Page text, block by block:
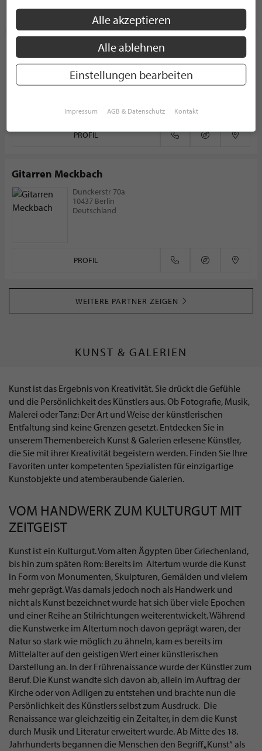
PROFIL
Constanze Claudia Lorenz
GALERIE
Yorkstraße 27
PROFIL
Gitarren Meckbach
Dunckerstr 70a
10437 Berlin
Deutschland
PROFIL
WEITERE PARTNER ZEIGEN
KUNST & GALERIEN
Kunst ist das Ergebnis von Kreativität. Sie drückt die Gefühle
und die Persönlichkeit des Künstlers aus. Ob Fotografie, Musik,
Malerei oder Tanz: Der Art und Weise der künstlerischen
Entfaltung sind keine Grenzen gesetzt. Entdecken Sie in
unserem Themenbereich Kunst & Galerien erlesene Künstler,
die Sie mit ihrer Kreativität begeistern werden. Finden Sie Ihre
Favoriten unter kompetenten Spezialisten für einzigartige
Kunstobjekte und atemberaubende Galerien.
VOM HANDWERK ZUM KULTURGUT MIT
ZEITGEIST
Kunst ist ein Kulturgut. Vom alten Ägypten über Griechenland,
bis hin zum späten Rom: Bereits im Altertum wurde die Kunst
in Form von Monumenten, Skulpturen, Gemälden und vielem
mehr geprägt. Was damals jedoch noch als Handwerk und
nicht als Kunst bezeichnet wurde hat sich über viele Epochen
und einer Reihe an Stilrichtungen weiterentwickelt. Während
die Kunstwerke im Altertum noch davon geprägt waren, der
Natur so stark wie möglich zu ähneln, kam es bereits im
Mittelalter auf den geistigen Wert einer künstlerischen
Darstellung an. In der Frührenaissance wurde der Künstler zum
Beruf. Die Kunst wandte sich davon ab, allein im Auftrag der
Kirche oder von Adligen zu entstehen und brachte nun die
Persönlichkeit des Künstlers selbst zum Ausdruck. Die
Renaissance war gleichzeitig ein Zeitalter, in dem die Kunst
durch Musik und Literatur erweitert wurde. Ab Mitte des 18.
Jahrhunderts begannen die Menschen den Begriff „Kunst“ als
Alle akzeptieren
Alle ablehnen
Einstellungen bearbeiten
Impressum AGB & Datenschutz Kontakt